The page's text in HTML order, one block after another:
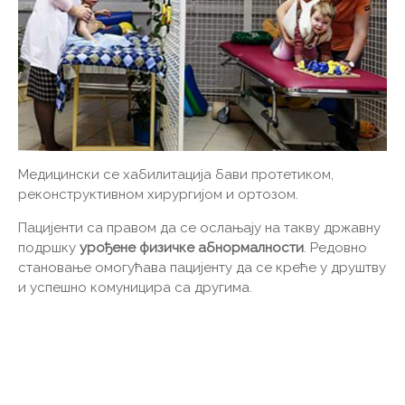
Медицински се хабилитација бави протетиком,
реконструктивном хирургијом и ортозом.
Пацијенти са правом да се ослањају на такву државну
подршку урођене физичке абнормалности. Редовно
становање омогућава пацијенту да се креће у друштву
и успешно комуницира са другима.